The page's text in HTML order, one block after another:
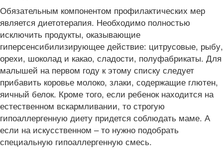
Обязательным компонентом профилактических мер
является диетотерапия. Необходимо полностью
исключить продукты, оказывающие
гиперсенсибилизирующее действие: цитрусовые, рыбу,
орехи, шоколад и какао, сладости, полуфабрикаты. Для
малышей на первом году к этому списку следует
прибавить коровье молоко, злаки, содержащие глютен,
яичный белок. Кроме того, если ребенок находится на
естественном вскармливании, то строгую
гипоаллергенную диету придется соблюдать маме. А
если на искусственном – то нужно подобрать
специальную гипоаллергенную смесь.